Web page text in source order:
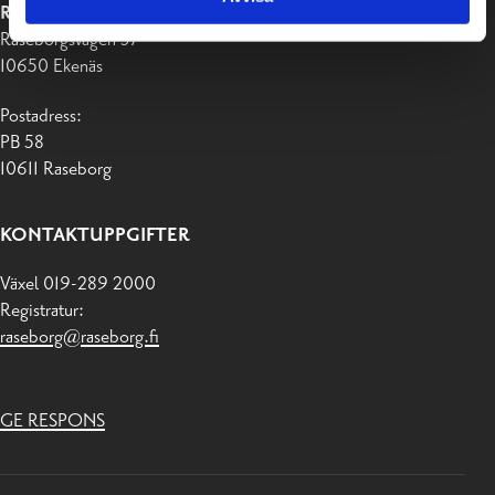
RASEBORGS STAD
Raseborgsvägen 37
10650 Ekenäs
Postadress:
PB 58
10611 Raseborg
KONTAKTUPPGIFTER
Växel 019-289 2000
Registratur:
raseborg@raseborg.fi
GE RESPONS